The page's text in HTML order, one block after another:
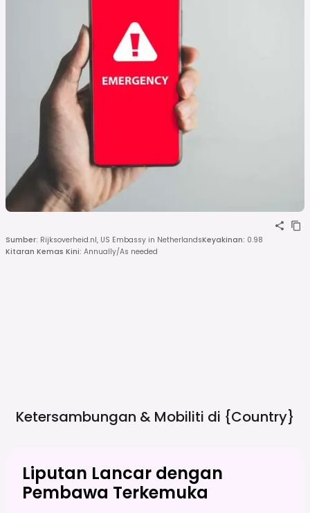
Sumber: Rijksoverheid.nl, US Embassy in NetherlandsKeyakinan: 0.98
Kitaran Kemas Kini: Annually/As needed
Ketersambungan & Mobiliti di {country}
Liputan Lancar dengan
Pembawa Terkemuka